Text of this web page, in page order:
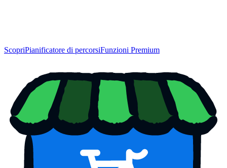
ScopriPianificatore di percorsiFunzioni Premium